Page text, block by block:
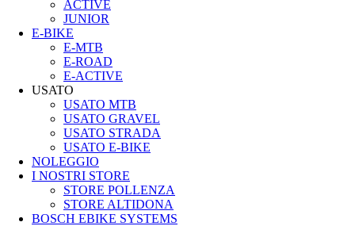
ACTIVE
JUNIOR
E-BIKE
E-MTB
E-ROAD
E-ACTIVE
USATO
USATO MTB
USATO GRAVEL
USATO STRADA
USATO E-BIKE
NOLEGGIO
I NOSTRI STORE
STORE POLLENZA
STORE ALTIDONA
BOSCH EBIKE SYSTEMS